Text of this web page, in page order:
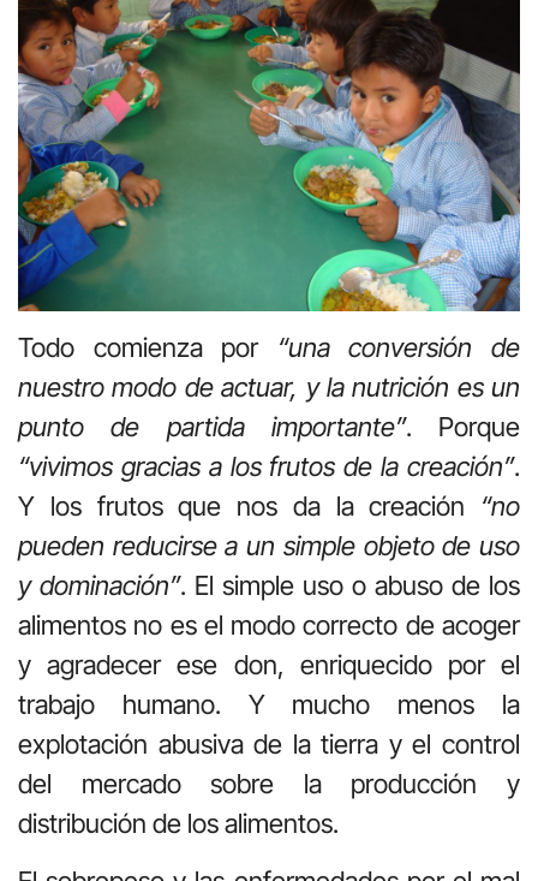
Todo comienza por “una conversión de
nuestro modo de actuar, y la nutrición es un
punto de partida importante”. Porque
“vivimos gracias a los frutos de la creación”.
Y los frutos que nos da la creación “no
pueden reducirse a un simple objeto de uso
y dominación”. El simple uso o abuso de los
alimentos no es el modo correcto de acoger
y agradecer ese don, enriquecido por el
trabajo humano. Y mucho menos la
explotación abusiva de la tierra y el control
del mercado sobre la producción y
distribución de los alimentos.